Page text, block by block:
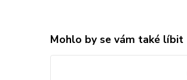
Mohlo by se vám také líbit